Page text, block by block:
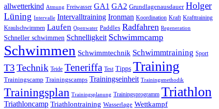
allwetterkind Atmung Freiwasser GA1 GA2 Grundlagenausdauer Holger
Lüning Intervalle Intervalltraining Ironman Koordination Kraft Krafttraining
Kraulschwimmen Laufen Openwater Paddles Radfahren Regeneration
Schneller schwimmen Schnelligkeit Schwimmcamp
Schwimmen Schwimmtechnik Schwimmtraining Sport
T3Technik Teide Teneriffa Test Tipps Training
Trainingscamp Trainingscamps Trainingseinheit Trainingsmethodik
Trainingsplan Trainingsplanung Trainingsprogramm Triathlon
Triathloncamp Triathlontraining Wasserlage Wettkampf